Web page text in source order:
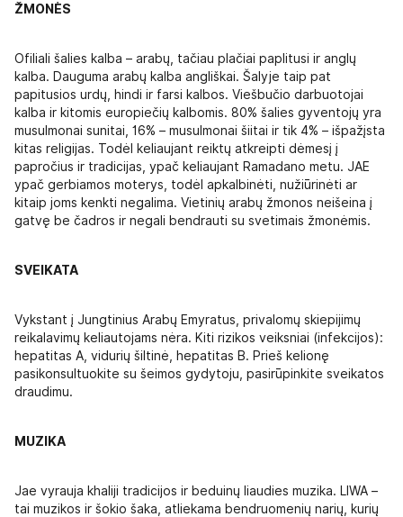
ŽMONĖS
Ofiliali šalies kalba – arabų, tačiau plačiai paplitusi ir anglų
kalba. Dauguma arabų kalba angliškai. Šalyje taip pat
papitusios urdų, hindi ir farsi kalbos. Viešbučio darbuotojai
kalba ir kitomis europiečių kalbomis. 80% šalies gyventojų yra
musulmonai sunitai, 16% – musulmonai šiitai ir tik 4% – išpažįsta
kitas religijas. Todėl keliaujant reiktų atkreipti dėmesį į
papročius ir tradicijas, ypač keliaujant Ramadano metu. JAE
ypač gerbiamos moterys, todėl apkalbinėti, nužiūrinėti ar
kitaip joms kenkti negalima. Vietinių arabų žmonos neišeina į
gatvę be čadros ir negali bendrauti su svetimais žmonėmis.
SVEIKATA
Vykstant į Jungtinius Arabų Emyratus, privalomų skiepijimų
reikalavimų keliautojams nėra. Kiti rizikos veiksniai (infekcijos):
hepatitas A, vidurių šiltinė, hepatitas B. Prieš kelionę
pasikonsultuokite su šeimos gydytoju, pasirūpinkite sveikatos
draudimu.
MUZIKA
Jae vyrauja khaliji tradicijos ir beduinų liaudies muzika. LIWA –
tai muzikos ir šokio šaka, atliekama bendruomenių narių, kurių